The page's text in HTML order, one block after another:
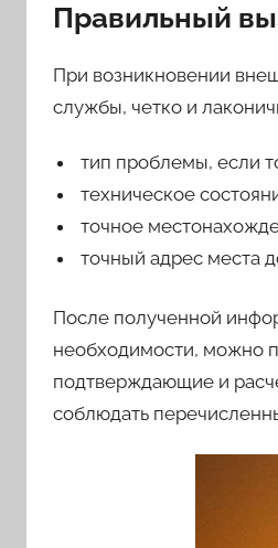
Правильный
При возникновении
службы, четко и
тип проблемы, если
техническое
точное
точный адрес места
После полученной
необходимости, можно
подтверждающие и
соблюдать